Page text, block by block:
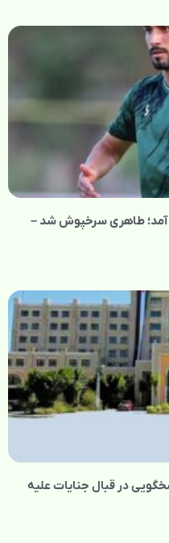
آمد؛ طاهری سرخپوش شد –
در قبال جنایات علیه